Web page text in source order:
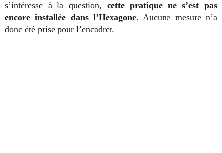
s’intéresse à la question, cette pratique ne s’est pas
encore installée dans l’Hexagone. Aucune mesure n’a
donc été prise pour l’encadrer.